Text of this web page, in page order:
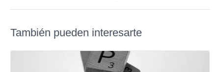
También pueden interesarte